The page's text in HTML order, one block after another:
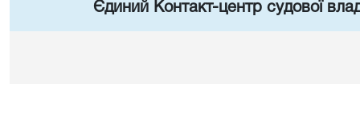
Єдиний Контакт-центр судової